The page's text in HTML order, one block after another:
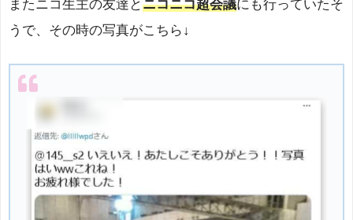
またニコ生主の友達とニコニコ超会議にも行っていたそ
うで、その時の写真がこちら↓